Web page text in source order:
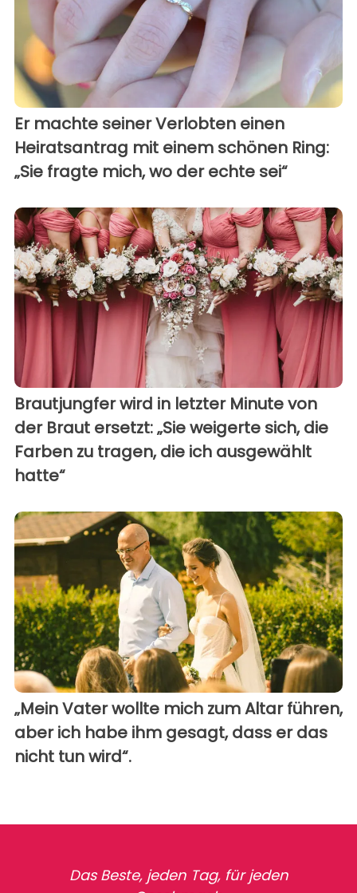
Er machte seiner Verlobten einen
Heiratsantrag mit einem schönen Ring:
„Sie fragte mich, wo der echte sei“
Brautjungfer wird in letzter Minute von
der Braut ersetzt: „Sie weigerte sich, die
Farben zu tragen, die ich ausgewählt
hatte“
„Mein Vater wollte mich zum Altar führen,
aber ich habe ihm gesagt, dass er das
nicht tun wird“.
Das Beste, jeden Tag, für jeden